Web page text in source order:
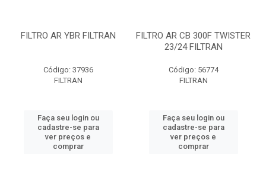
FILTRO AR YBR FILTRAN
Código: 37936
FILTRAN
Faça seu login ou
cadastre-se para
ver preços e
comprar
FILTRO AR CB 300F TWISTER
23/24 FILTRAN
Código: 56774
FILTRAN
Faça seu login ou
cadastre-se para
ver preços e
comprar